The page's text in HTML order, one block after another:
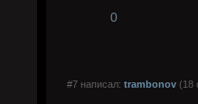
0
#7 написал: trambonov (18